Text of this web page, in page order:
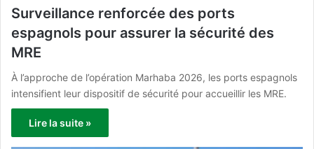
Surveillance renforcée des ports
espagnols pour assurer la sécurité des
MRE
À l’approche de l’opération Marhaba 2026, les ports espagnols
intensifient leur dispositif de sécurité pour accueillir les MRE.
Lire la suite »